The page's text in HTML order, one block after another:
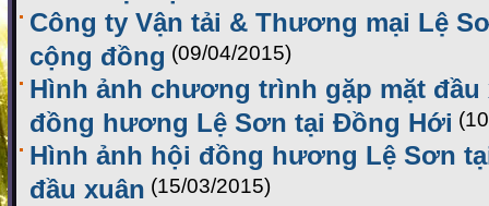
Công ty Vận tải & Thương mại Lệ
cộng đồng (09/04/2015)
Hình ảnh chương trình gặp mặt đầu
đồng hương Lệ Sơn tại Đồng Hới
Hình ảnh hội đồng hương Lệ Sơn
đầu xuân (15/03/2015)